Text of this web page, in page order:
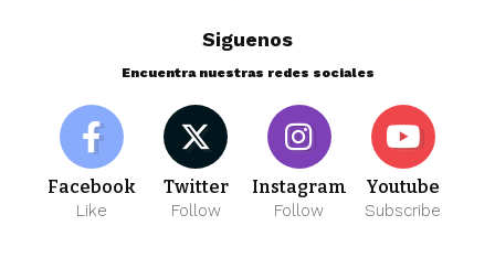
Siguenos
Encuentra nuestras redes sociales
Facebook
Like
Twitter
Follow
Instagram
Follow
Youtube
Subscribe